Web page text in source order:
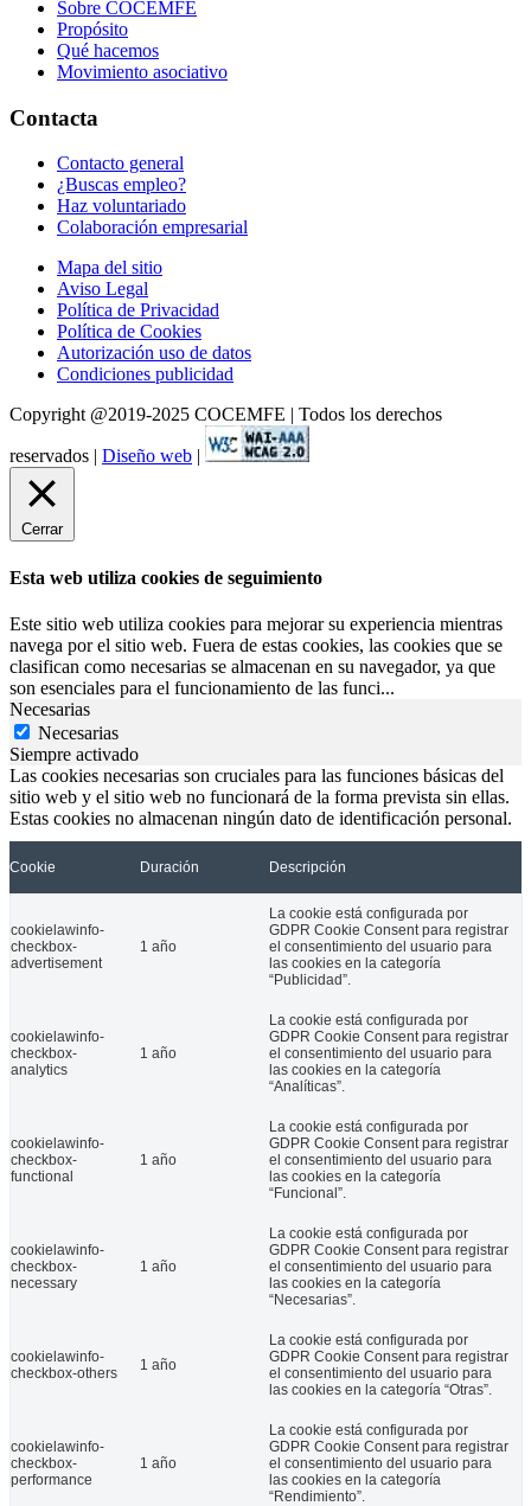
Sobre COCEMFE
Propósito
Qué hacemos
Movimiento asociativo
Contacta
Contacto general
¿Buscas empleo?
Haz voluntariado
Colaboración empresarial
Mapa del sitio
Aviso Legal
Política de Privacidad
Política de Cookies
Autorización uso de datos
Condiciones publicidad
Copyright @2019-2025 COCEMFE | Todos los derechos
reservados | Diseño web |
Cerrar
Esta web utiliza cookies de seguimiento
Este sitio web utiliza cookies para mejorar su experiencia mientras
navega por el sitio web. Fuera de estas cookies, las cookies que se
clasifican como necesarias se almacenan en su navegador, ya que
son esenciales para el funcionamiento de las funci...
Necesarias
Necesarias
Siempre activado
Las cookies necesarias son cruciales para las funciones básicas del
sitio web y el sitio web no funcionará de la forma prevista sin ellas.
Estas cookies no almacenan ningún dato de identificación personal.
Cookie Duración Descripción
cookielawinfo-
checkbox-
advertisement
1 año
La cookie está configurada por
GDPR Cookie Consent para registrar
el consentimiento del usuario para
las cookies en la categoría
“Publicidad”.
cookielawinfo-
checkbox-
analytics
1 año
La cookie está configurada por
GDPR Cookie Consent para registrar
el consentimiento del usuario para
las cookies en la categoría
“Analíticas”.
cookielawinfo-
checkbox-
functional
1 año
La cookie está configurada por
GDPR Cookie Consent para registrar
el consentimiento del usuario para
las cookies en la categoría
“Funcional”.
cookielawinfo-
checkbox-
necessary
1 año
La cookie está configurada por
GDPR Cookie Consent para registrar
el consentimiento del usuario para
las cookies en la categoría
“Necesarias”.
cookielawinfo-
checkbox-others
1 año
La cookie está configurada por
GDPR Cookie Consent para registrar
el consentimiento del usuario para
las cookies en la categoría “Otras”.
cookielawinfo-
checkbox-
performance
1 año
La cookie está configurada por
GDPR Cookie Consent para registrar
el consentimiento del usuario para
las cookies en la categoría
“Rendimiento”.